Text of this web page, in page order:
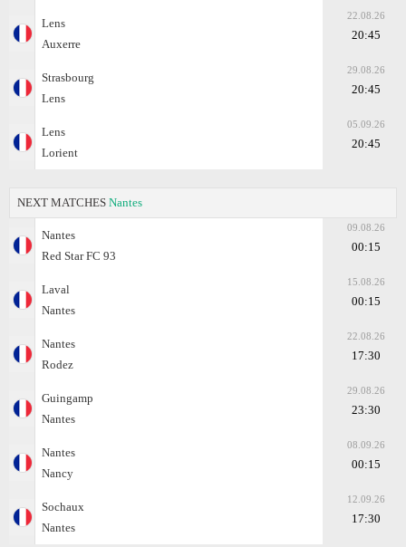
Lens
Auxerre
22.08.26
20:45
Strasbourg
Lens
29.08.26
20:45
Lens
Lorient
05.09.26
20:45
NEXT MATCHES Nantes
Nantes
Red Star FC 93
09.08.26
00:15
Laval
Nantes
15.08.26
00:15
Nantes
Rodez
22.08.26
17:30
Guingamp
Nantes
29.08.26
23:30
Nantes
Nancy
08.09.26
00:15
Sochaux
Nantes
12.09.26
17:30